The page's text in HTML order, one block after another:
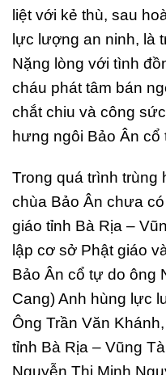
liệt với kẻ thù, sau
lực lượng an ninh, là
Nặng lòng với tình
cháu phát tâm bán
chắt chiu và công
hưng ngôi Bảo Ân cổ
Trong quá trình
chùa Bảo Ân chưa
giáo tỉnh Bà Rịa –
lập cơ sở Phật giáo
Bảo Ân cổ tự do ông
Cang) Anh hùng lực
Ông Trần Văn
tỉnh Bà Rịa – Vũng
Nguyễn Thị Minh